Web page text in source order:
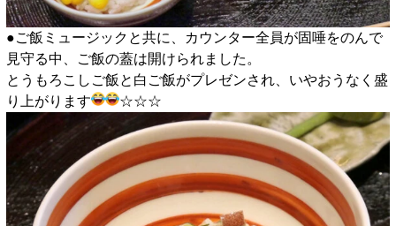
●ご飯ミュージックと共に、カウンター全員が固唾をのんで
見守る中、ご飯の蓋は開けられました。
とうもろこしご飯と白ご飯がプレゼンされ、いやおうなく盛
り上がります
☆☆☆